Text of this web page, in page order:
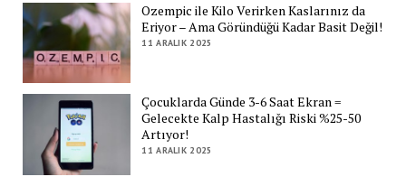
Ozempic ile Kilo Verirken Kaslarınız da
Eriyor – Ama Göründüğü Kadar Basit Değil!
11 ARALIK 2025
Çocuklarda Günde 3-6 Saat Ekran =
Gelecekte Kalp Hastalığı Riski %25-50
Artıyor!
11 ARALIK 2025